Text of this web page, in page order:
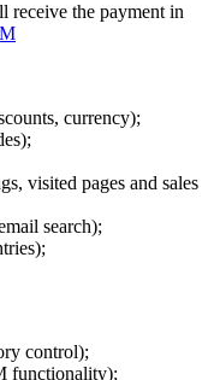
receive the payment in
currency);
visited pages and sales
search);
control);
functionality);